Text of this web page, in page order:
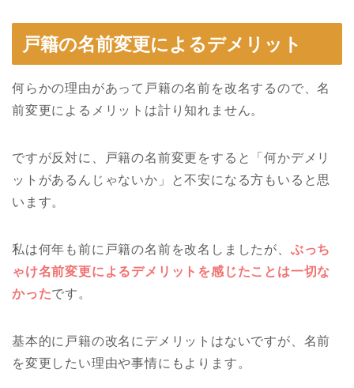
戸籍の名前変更によるデメリット
何らかの理由があって戸籍の名前を改名するので、名
前変更によるメリットは計り知れません。
ですが反対に、戸籍の名前変更をすると「何かデメリ
ットがあるんじゃないか」と不安になる方もいると思
います。
私は何年も前に戸籍の名前を改名しましたが、 ぶっち
ゃけ名前変更によるデメリットを感じたことは一切な
かったです。
基本的に戸籍の改名にデメリットはないですが、名前
を変更したい理由や事情にもよります。